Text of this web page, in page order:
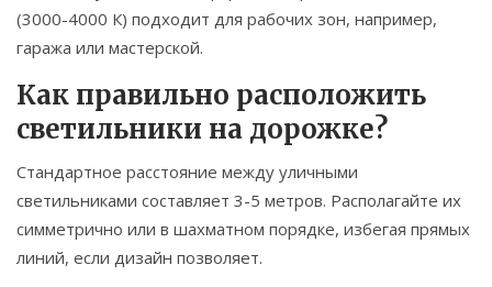
(3000-4000 К) подходит для рабочих зон, например,
гаража или мастерской.
Как правильно расположить
светильники на дорожке?
Стандартное расстояние между уличными
светильниками составляет 3-5 метров. Располагайте их
симметрично или в шахматном порядке, избегая прямых
линий, если дизайн позволяет.